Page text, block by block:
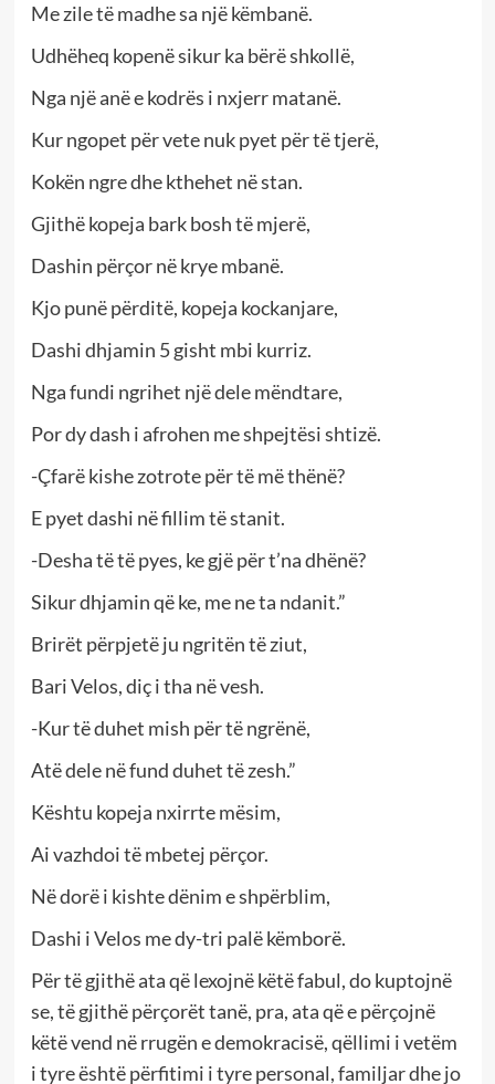
Me zile të madhe sa një këmbanë.
Udhëheq kopenë sikur ka bërë shkollë,
Nga një anë e kodrës i nxjerr matanë.
Kur ngopet për vete nuk pyet për të tjerë,
Kokën ngre dhe kthehet në stan.
Gjithë kopeja bark bosh të mjerë,
Dashin përçor në krye mbanë.
Kjo punë përditë, kopeja kockanjare,
Dashi dhjamin 5 gisht mbi kurriz.
Nga fundi ngrihet një dele mëndtare,
Por dy dash i afrohen me shpejtësi shtizë.
-Çfarë kishe zotrote për të më thënë?
E pyet dashi në fillim të stanit.
-Desha të të pyes, ke gjë për t’na dhënë?
Sikur dhjamin që ke, me ne ta ndanit.”
Brirët përpjetë ju ngritën të ziut,
Bari Velos, diç i tha në vesh.
-Kur të duhet mish për të ngrënë,
Atë dele në fund duhet të zesh.”
Kështu kopeja nxirrte mësim,
Ai vazhdoi të mbetej përçor.
Në dorë i kishte dënim e shpërblim,
Dashi i Velos me dy-tri palë këmborë.
Për të gjithë ata që lexojnë këtë fabul, do kuptojnë
se, të gjithë përçorët tanë, pra, ata që e përçojnë
këtë vend në rrugën e demokracisë, qëllimi i vetëm
i tyre është përfitimi i tyre personal, familjar dhe jo